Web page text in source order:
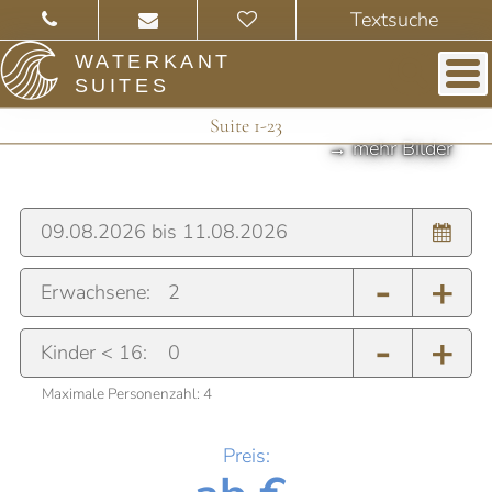
WATERKANT
SUITES
Suite 1-23
Erwachsene: - +
Kinder < 16: - +
Maximale Personenzahl:4
Preis: